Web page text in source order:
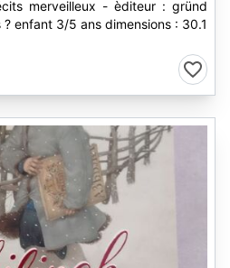
merveilleux - èditeur : gründ
enfant 3/5 ans dimensions : 30.1